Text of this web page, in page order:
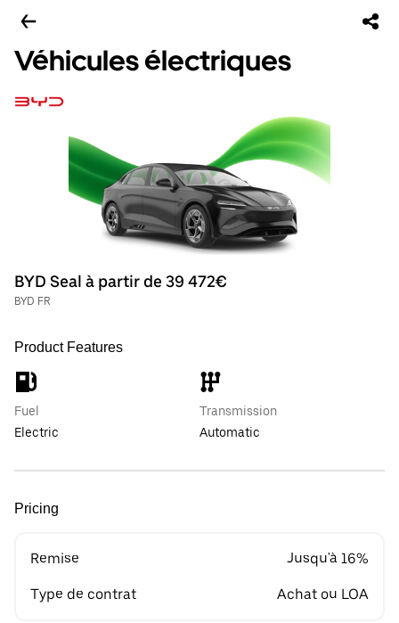
Véhicules électriques
BYD Seal à partir de 39 472€
BYD FR
Product Features
Fuel
Electric
Transmission
Automatic
Pricing
Remise Jusqu'à 16%
Type de contrat Achat ou LOA